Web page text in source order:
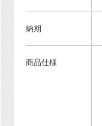
納期
商品仕様